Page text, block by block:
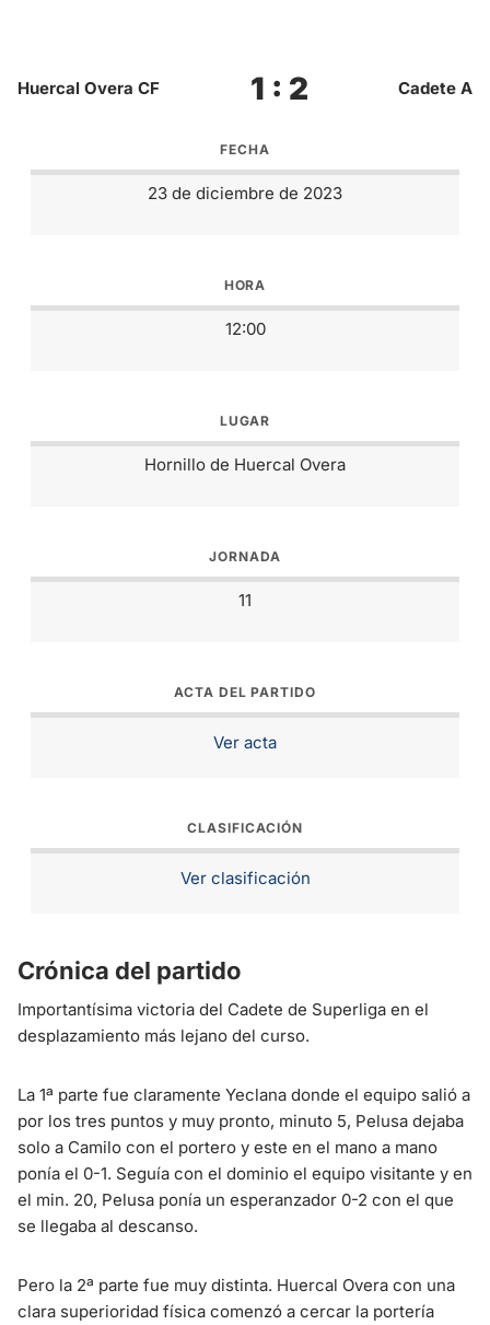
Huercal Overa CF 1 : 2 Cadete A
FECHA
23 de diciembre de 2023
HORA
12:00
LUGAR
Hornillo de Huercal Overa
JORNADA
11
ACTA DEL PARTIDO
Ver acta
CLASIFICACIÓN
Ver clasificación
Crónica del partido
Importantísima victoria del Cadete de Superliga en el
desplazamiento más lejano del curso.
La 1ª parte fue claramente Yeclana donde el equipo salió a
por los tres puntos y muy pronto, minuto 5, Pelusa dejaba
solo a Camilo con el portero y este en el mano a mano
ponía el 0-1. Seguía con el dominio el equipo visitante y en
el min. 20, Pelusa ponía un esperanzador 0-2 con el que
se llegaba al descanso.
Pero la 2ª parte fue muy distinta. Huercal Overa con una
clara superioridad física comenzó a cercar la portería